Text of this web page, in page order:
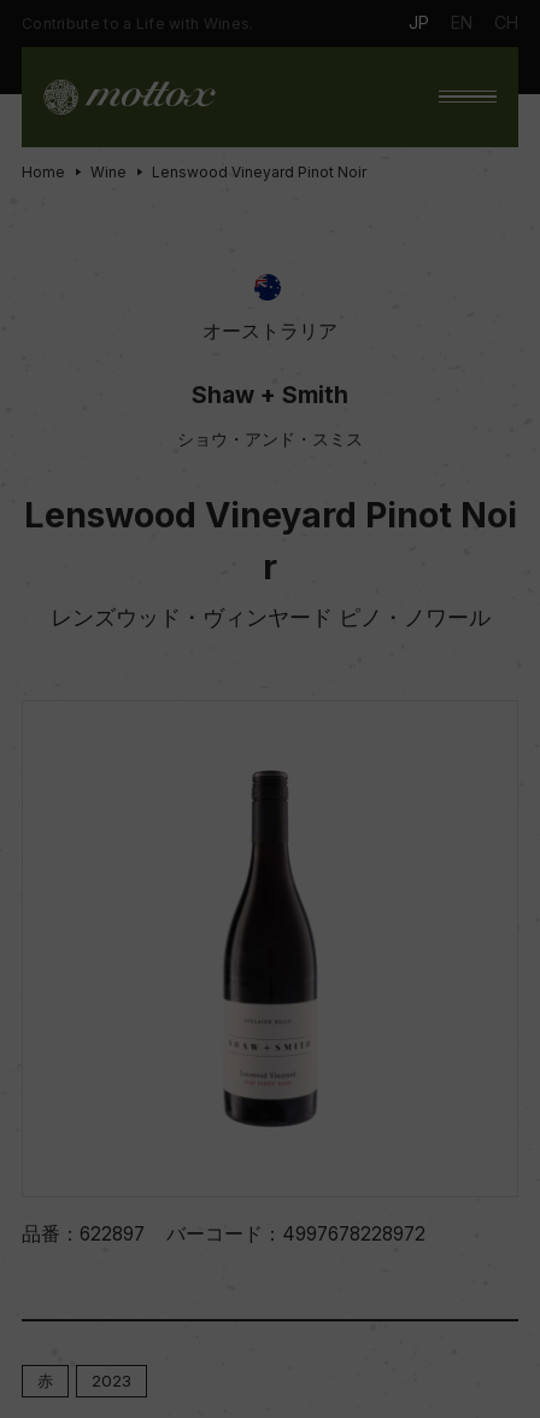
Contribute to a Life with Wines. JP EN CH
Home Wine Lenswood Vineyard Pinot Noir
オーストラリア
Shaw + Smith
ショウ・アンド・スミス
Lenswood Vineyard Pinot Noi
r
レンズウッド・ヴィンヤード ピノ・ノワール
品番： 622897 バーコード： 4997678228972
赤 2023